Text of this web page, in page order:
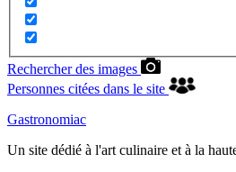
Rechercher des images
Personnes citées dans le site
Gastronomiac
Un site dédié à l'art culinaire et à la